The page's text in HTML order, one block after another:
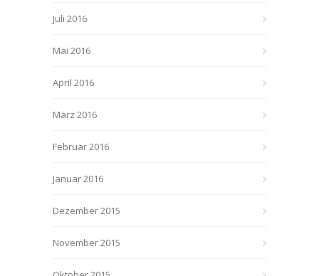
Juli 2016
Mai 2016
April 2016
März 2016
Februar 2016
Januar 2016
Dezember 2015
November 2015